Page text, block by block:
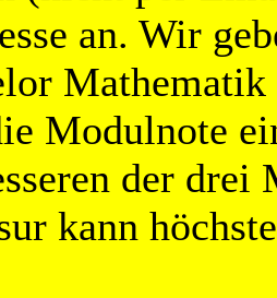
an. Wir
Modulnote
der
kann